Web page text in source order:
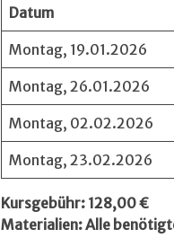
Datum
Montag, 19.01.2026
Montag, 26.01.2026
Montag, 02.02.2026
Montag, 23.02.2026
Kursgebühr: 128,00 €
Materialien: Alle